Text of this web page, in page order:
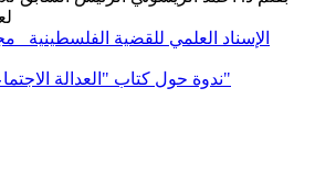
الإسناد العلمي للقضية الفلسطينية_
ندوة حول كتاب "العدالة الاجتماعية في الإسلام"